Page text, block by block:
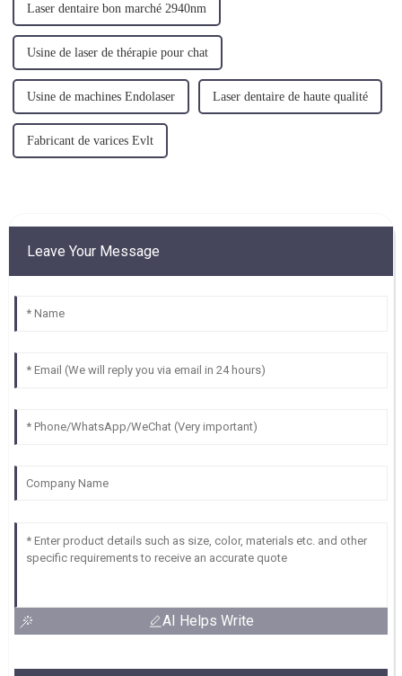
Laser dentaire bon marché 2940nm
Usine de laser de thérapie pour chat
Usine de machines Endolaser Laser dentaire de haute qualité
Fabricant de varices Evlt
Leave Your Message
AI Helps Write